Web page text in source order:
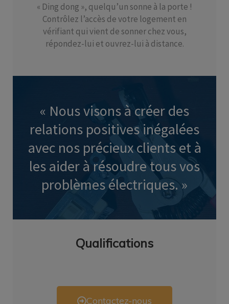
« Ding dong », quelqu’un sonne à la porte !
Contrôlez l’accès de votre logement en
vérifiant qui vient de sonner chez vous,
répondez-lui et ouvrez-lui à distance.
« Nous visons à créer des
relations positives inégalées
avec nos précieux clients et à
les aider à résoudre tous vos
problèmes électriques. »
Qualifications
Contactez-nous